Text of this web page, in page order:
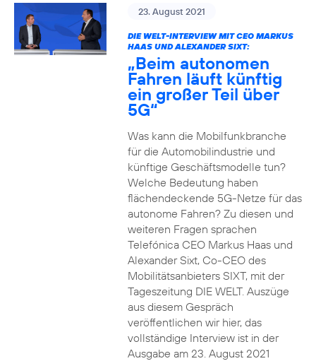
23. August 2021
DIE WELT-INTERVIEW MIT CEO MARKUS
HAAS UND ALEXANDER SIXT:
„Beim autonomen
Fahren läuft künftig
ein großer Teil über
5G“
Was kann die Mobilfunkbranche
für die Automobilindustrie und
künftige Geschäftsmodelle tun?
Welche Bedeutung haben
flächendeckende 5G-Netze für das
autonome Fahren? Zu diesen und
weiteren Fragen sprachen
Telefónica CEO Markus Haas und
Alexander Sixt, Co-CEO des
Mobilitätsanbieters SIXT, mit der
Tageszeitung DIE WELT. Auszüge
aus diesem Gespräch
veröffentlichen wir hier, das
vollständige Interview ist in der
Ausgabe am 23. August 2021